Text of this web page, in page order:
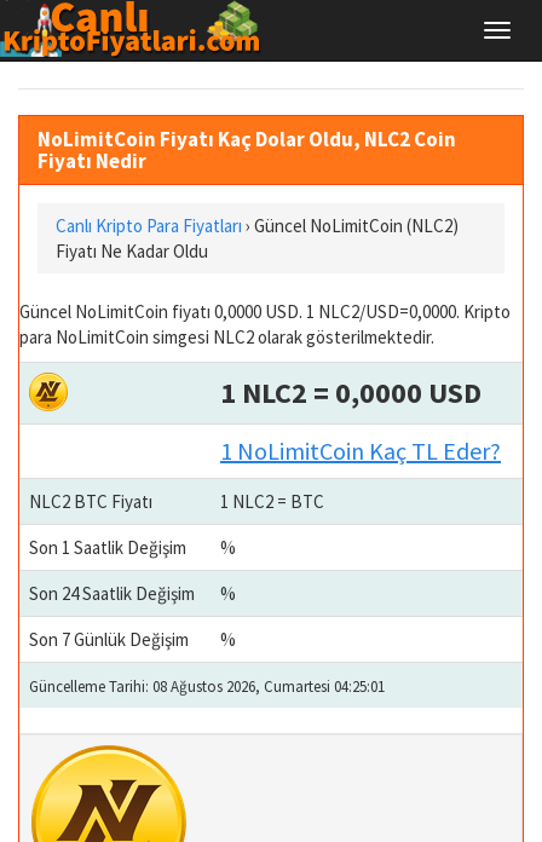
NoLimitCoin Fiyatı Kaç Dolar Oldu, NLC2 Coin
Fiyatı Nedir
Canlı Kripto Para Fiyatları › Güncel NoLimitCoin (NLC2)
Fiyatı Ne Kadar Oldu
Güncel NoLimitCoin fiyatı 0,0000 USD. 1 NLC2/USD=0,0000. Kripto
para NoLimitCoin simgesi NLC2 olarak gösterilmektedir.
1 NLC2 = 0,0000 USD
1 NoLimitCoin Kaç TL Eder?
NLC2 BTC Fiyatı
1 NLC2 = BTC
Son 1 Saatlik Değişim
%
Son 24 Saatlik Değişim
%
Son 7 Günlük Değişim
%
Güncelleme Tarihi: 08 Ağustos 2026, Cumartesi 04:25:01